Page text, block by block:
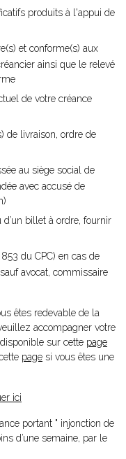
produits à l'appui de
et conforme(s) aux
ainsi que le relevé
de votre créance
de livraison, ordre de
au siège social de
avec accusé de
d’un billet à ordre, fournir
du CPC) en cas de
avocat, commissaire
êtes redevable de la
accompagner votre
sur cette page
page si vous êtes une
ici
portant " injonction de
d’une semaine, par le